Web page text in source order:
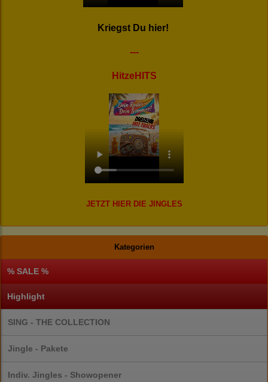
Kriegst Du hier!
---
HitzeHITS
JETZT HIER DIE JINGLES
Kategorien
% SALE %
Highlight
SING - THE COLLECTION
Jingle - Pakete
Indiv. Jingles - Showopener